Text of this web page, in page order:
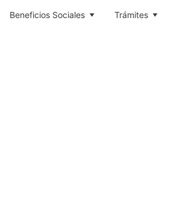
Beneficios Sociales Trámites